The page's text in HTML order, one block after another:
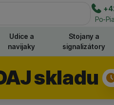
Hľadať
Po-
Udice a
navijaky
Stojany a
signalizátory
skladu